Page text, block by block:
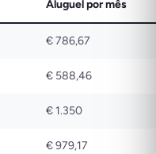
Aluguel por mês
€ 786,67
€ 588,46
€ 1.350
€ 979,17